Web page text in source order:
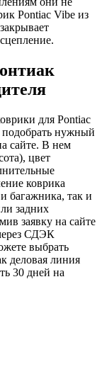
Pontiac Vibe из
для Pontiac
нужный
сайте. В нем
цвет
коврика
багажника, так и
задних
заявку на сайте
СДЭК
выбрать
деловая линия
30 дней на